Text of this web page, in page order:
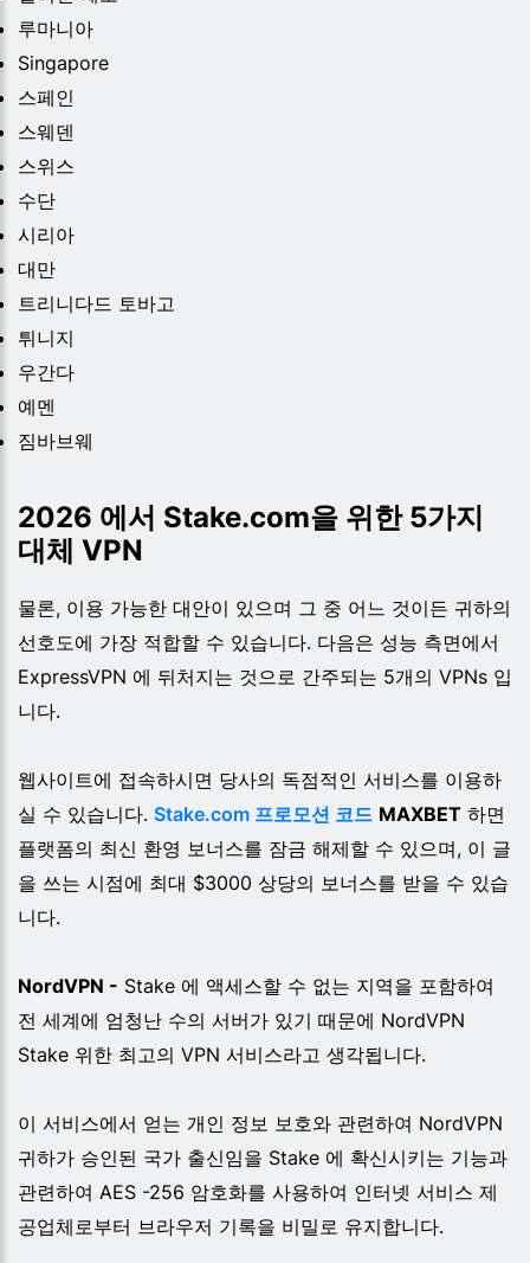
루마니아
Singapore
스페인
스웨덴
스위스
수단
시리아
대만
트리니다드 토바고
튀니지
우간다
예멘
짐바브웨
2026 에서 Stake.com을 위한 5가지
대체 VPN
물론, 이용 가능한 대안이 있으며 그 중 어느 것이든 귀하의
선호도에 가장 적합할 수 있습니다. 다음은 성능 측면에서
ExpressVPN 에 뒤처지는 것으로 간주되는 5개의 VPNs 입
니다.
웹사이트에 접속하시면 당사의 독점적인 서비스를 이용하
실 수 있습니다. Stake.com 프로모션 코드 MAXBET 하면
플랫폼의 최신 환영 보너스를 잠금 해제할 수 있으며, 이 글
을 쓰는 시점에 최대 $3000 상당의 보너스를 받을 수 있습
니다.
NordVPN - Stake 에 액세스할 수 없는 지역을 포함하여
전 세계에 엄청난 수의 서버가 있기 때문에 NordVPN
Stake 위한 최고의 VPN 서비스라고 생각됩니다.
이 서비스에서 얻는 개인 정보 보호와 관련하여 NordVPN
귀하가 승인된 국가 출신임을 Stake 에 확신시키는 기능과
관련하여 AES -256 암호화를 사용하여 인터넷 서비스 제
공업체로부터 브라우저 기록을 비밀로 유지합니다.